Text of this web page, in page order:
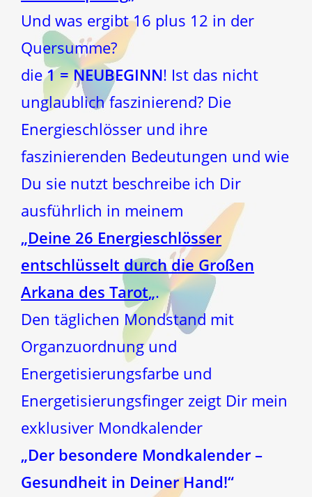
Und was ergibt 16 plus 12 in der
Quersumme?
die1 = NEUBEGINN! Ist das nicht
unglaublich faszinierend? Die
Energieschlösser und ihre
faszinierenden Bedeutungen und wie
Du sie nutzt beschreibe ich Dir
ausführlich in meinem
„Deine 26 Energieschlösser
entschlüsselt durch die Großen
Arkana des Tarot„.
Den täglichen Mondstand mit
Organzuordnung und
Energetisierungsfarbe und
Energetisierungsfinger zeigt Dir mein
exklusiver Mondkalender
„Der besondere Mondkalender –
Gesundheit in Deiner Hand!“